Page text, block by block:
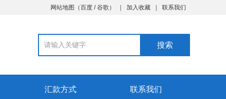
网站地图 （百度 /谷歌 ） 加入收藏 联系我们
汇款方式 联系我们